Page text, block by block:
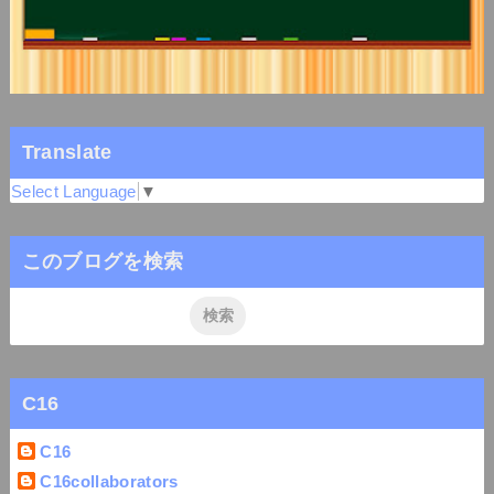
Translate
Select Language ▼
このブログを検索
C16
C16
C16collaborators